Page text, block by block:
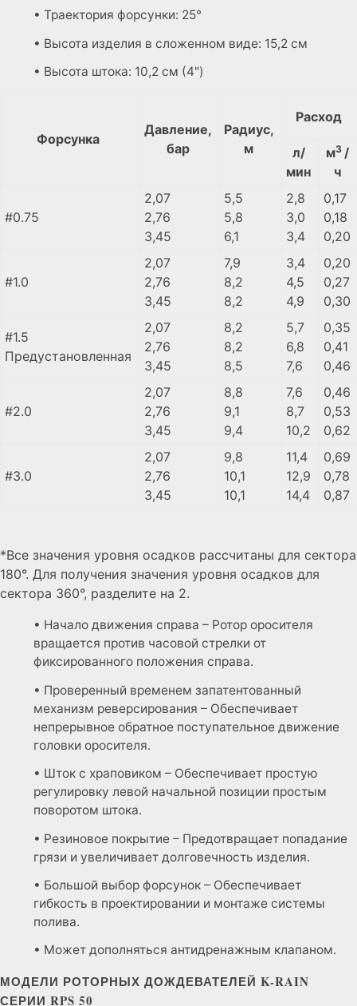
• Траектория форсунки: 25°
• Высота изделия в сложенном виде: 15,2 см
• Высота штока: 10,2 см (4")
Форсунка
Давление,
бар
Радиус,
м
Расход
л/
мин
м3 /
ч
#0.75
2,07
2,76
3,45
5,5
5,8
6,1
2,8
3,0
3,4
0,17
0,18
0,20
#1.0
2,07
2,76
3,45
7,9
8,2
8,2
3,4
4,5
4,9
0,20
0,27
0,30
#1.5
Предустановленная
2,07
2,76
3,45
8,2
8,2
8,5
5,7
6,8
7,6
0,35
0,41
0,46
#2.0
2,07
2,76
3,45
8,8
9,1
9,4
7,6
8,7
10,2
0,46
0,53
0,62
#3.0
2,07
2,76
3,45
9,8
10,1
10,1
11,4
12,9
14,4
0,69
0,78
0,87
*Все значения уровня осадков рассчитаны для сектора
180°. Для получения значения уровня осадков для
сектора 360°, разделите на 2.
• Начало движения справа – Ротор оросителя
вращается против часовой стрелки от
фиксированного положения справа.
• Проверенный временем запатентованный
механизм реверсирования – Обеспечивает
непрерывное обратное поступательное движение
головки оросителя.
• Шток с храповиком – Обеспечивает простую
регулировку левой начальной позиции простым
поворотом штока.
• Резиновое покрытие – Предотвращает попадание
грязи и увеличивает долговечность изделия.
• Большой выбор форсунок – Обеспечивает
гибкость в проектировании и монтаже системы
полива.
• Может дополняться антидренажным клапаном.
МОДЕЛИ РОТОРНЫХ ДОЖДЕВАТЕЛЕЙ K-RAIN
СЕРИИ RPS 50